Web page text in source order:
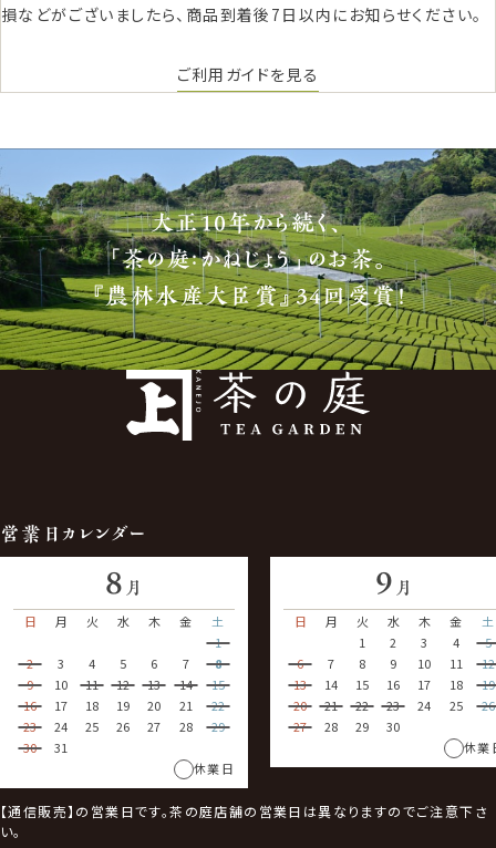
損などがございましたら、商品到着後7日以内にお知らせください。
ご利用ガイドを見る
大正10年から続く、
「茶の庭：かねじょう」のお茶。
『農林水産大臣賞』34回受賞！
営業日カレンダー
8 月
日
月 火 水 木 金
土
1
2
3 4 5 6 7
8
9
10 11 12 13 14
15
16
17 18 19 20 21
22
23
24 25 26 27 28
29
30
31
休業日
9 月
日
月 火 水 木 金
土
1
2 3 4
5
6
7 8 9 10 11
12
13
14 15 16 17 18
19
20
21 22 23 24 25
26
27
28 29
30
休業
【通信販売】の営業日です。茶の庭店舗の営業日は異なりますのでご注意下さ
い。